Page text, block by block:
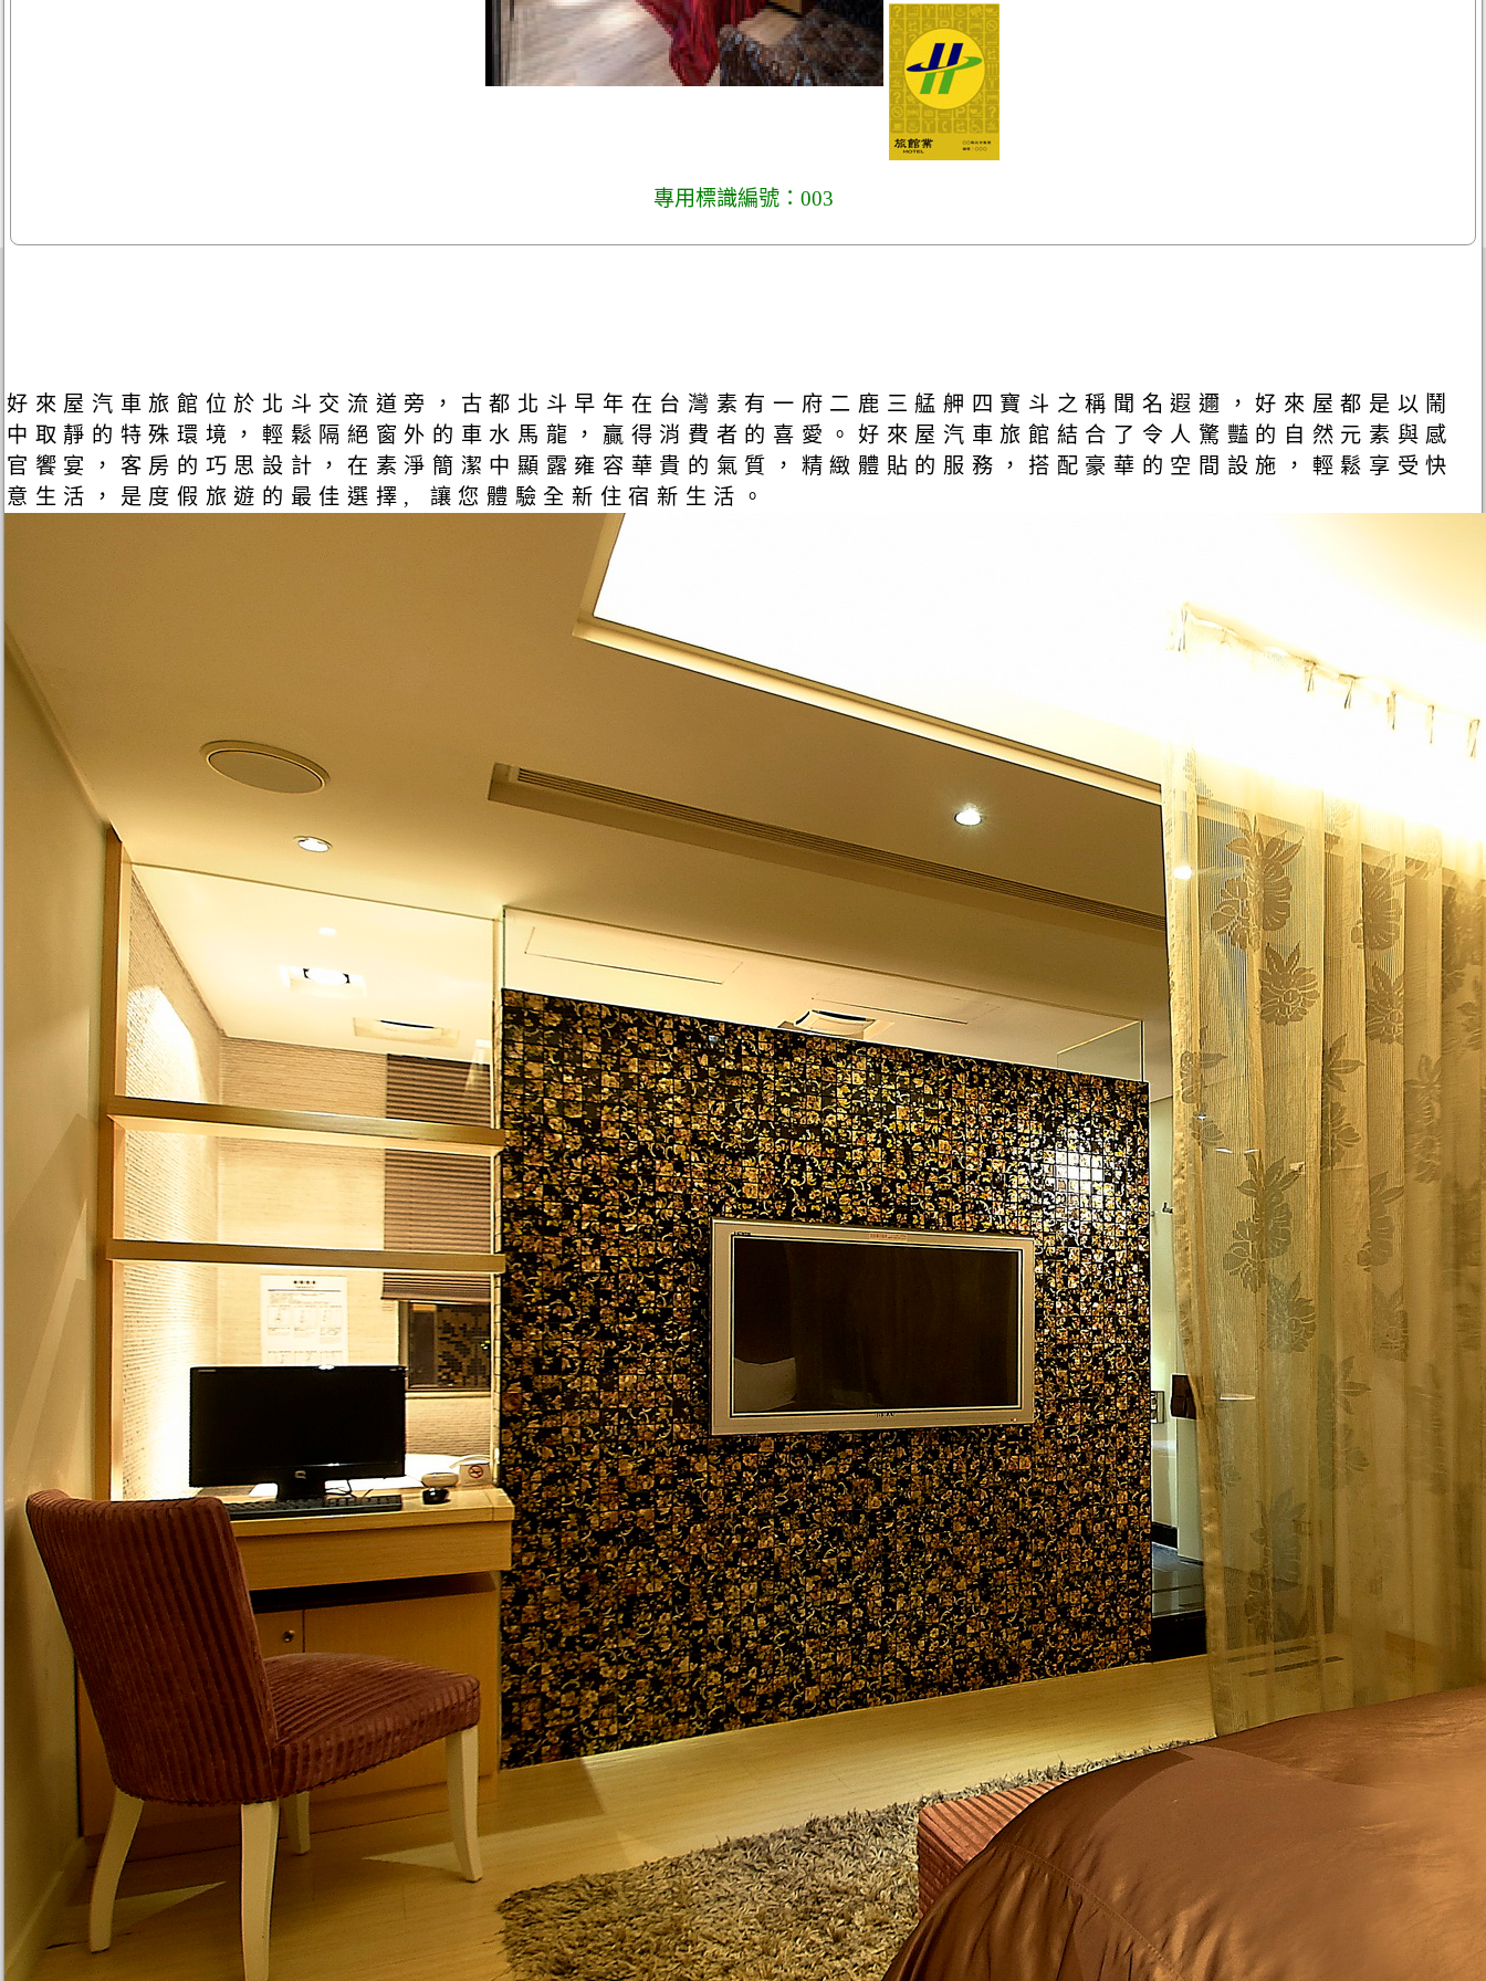
專用標識編號：003
好來屋汽車旅館位於北斗交流道旁，古都北斗早年在台灣素有一府二鹿三艋舺四寶斗之稱聞名遐邇，好來屋都是以鬧
中取靜的特殊環境，輕鬆隔絕窗外的車水馬龍，贏得消費者的喜愛。好來屋汽車旅館結合了令人驚豔的自然元素與感
官饗宴，客房的巧思設計，在素淨簡潔中顯露雍容華貴的氣質，精緻體貼的服務，搭配豪華的空間設施，輕鬆享受快
意生活，是度假旅遊的最佳選擇, 讓您體驗全新住宿新生活。